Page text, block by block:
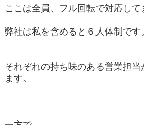
ここは全員、フル回転で対応して
弊社は私を含めると６人体制です
それぞれの持ち味のある営業担当
ます。